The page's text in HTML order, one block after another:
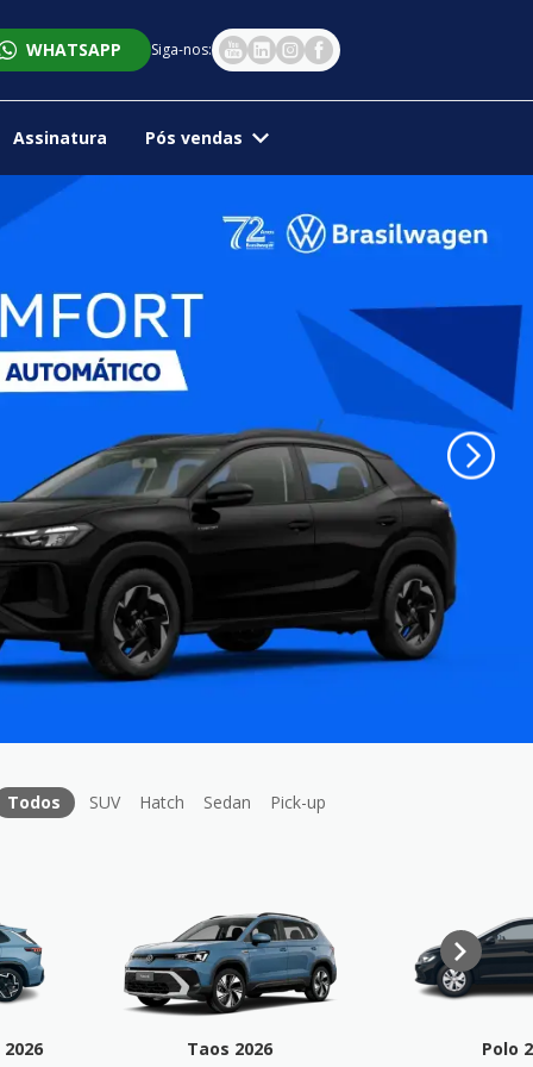
WHATSAPP Siga-nos:
Assinatura Pós vendas
Todos SUV Hatch Sedan Pick-up
Taos 2026 Polo